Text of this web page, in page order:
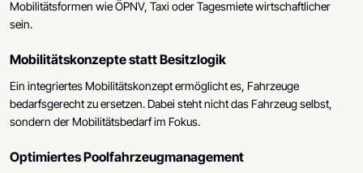
Mobilitätsformen wie ÖPNV, Taxi oder Tagesmiete wirtschaftlicher
sein.
Mobilitätskonzepte statt Besitzlogik
Ein integriertes Mobilitätskonzept ermöglicht es, Fahrzeuge
bedarfsgerecht zu ersetzen. Dabei steht nicht das Fahrzeug selbst,
sondern der Mobilitätsbedarf im Fokus.
Optimiertes Poolfahrzeugmanagement